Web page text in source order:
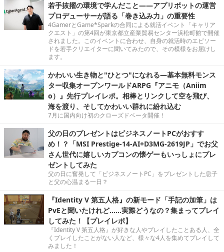
若手抜擢の環境で学んだこと――アプリボットの運営
プロデューサーが語る「巻き込み力」の重要性
4GamerとGame*Sparkの合同による就活イベント「キャリア
クエスト」の第4回が東京都立産業貿易センター浜松町館で開催
されました。このイベントに合わせ、自身の就活時のエピソー
ドを若手クリエイターに聞いてみたので、その模様をお届けし
ます。
かわいい生き物と"ひとつ"になれる―基本無料モンス
ター収集オープンワールドARPG『アニモ（Aniim
o）』先行プレイレポ。相棒とリンクして空を飛び、
海を渡り、そしてかわいい群れに紛れ込む
7月に国内向け初のクローズドベータ開催！
父の日のプレゼントはビジネスノートPCがおすす
め！？「MSI Prestige-14-AI+D3MG-2619JP」でお父
さん世代に嬉しいカプコンの懐ゲーもいっしょにプレ
ゼントしてみた
父の日に奮発して「ビジネスノートPC」をプレゼントした息子
と父の心温まる一日？
『Identity V 第五人格』の新モード「手記の加筆」は
PvEと聞いたけれど……実際どうなの？集まってプレイ
してみた！【プレイレポ】
『Identity V 第五人格』が好きな人やプレイしたことある人、全
くプレイしたことがない人など、様々な4人を集めてプレイして
みました！